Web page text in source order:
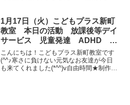
ー形式でキーワードのことばを伝えてい
きました！「サー...
1月17日（火）こどもプラス新町
教室 本日の活動 放課後等デイ
サービス 児童発達 ADHD 療
育 発達障がい
こんにちは！こどもプラス新町教室です
(^^♪寒さに負けない元気なお友達が今日
も来てくれました(*^^)v自由時間★制作を